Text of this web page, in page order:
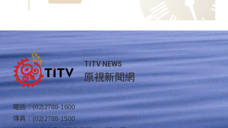
TITV NEWS
原視新聞網
電話：(02)2788-1600
傳真：(02)2788-1500